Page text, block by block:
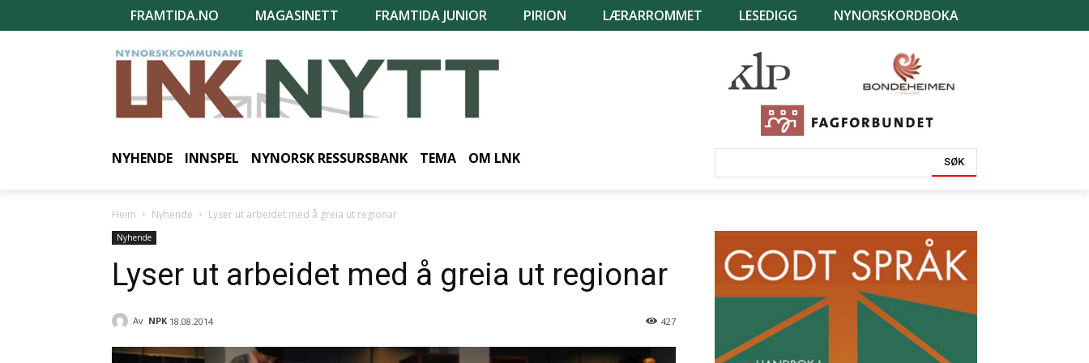
FRAMTIDA.NO MAGASINETT FRAMTIDA JUNIOR PIRION LÆRARROMMET LESEDIGG NYNORSKORDBOKA
NYHENDE INNSPEL NYNORSK RESSURSBANK TEMA OM LNK SØK
Heim Nyhende Lyser ut arbeidet med å greia ut regionar
Nyhende
Lyser ut arbeidet med å greia ut regionar
Av NPK 18.08.2014 427